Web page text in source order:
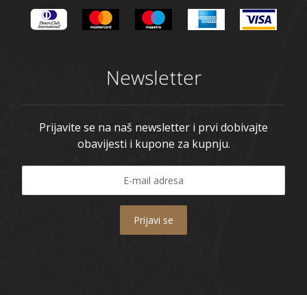
Newsletter
Prijavite se na naš newsletter i prvi dobivajte
obavijesti i kupone za kupnju.
Prijavi se